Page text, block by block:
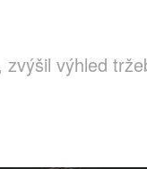
výhled